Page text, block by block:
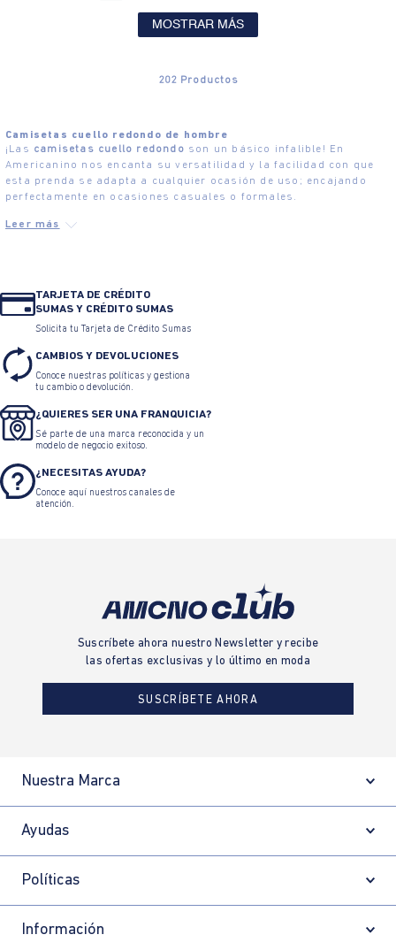
MOSTRAR MÁS
202 Productos
Camisetas cuello redondo de hombre
¡Las camisetas cuello redondo son un básico infalible! En
Americanino nos encanta su versatilidad y la facilidad con que
esta prenda se adapta a cualquier ocasión de uso; encajando
perfectamente en ocasiones casuales o formales.
TARJETA DE CRÉDITO
SUMAS Y CRÉDITO SUMAS
Solicita tu Tarjeta de Crédito Sumas
CAMBIOS Y DEVOLUCIONES
Conoce nuestras políticas y gestiona
tu cambio o devolución.
¿QUIERES SER UNA FRANQUICIA?
Sé parte de una marca reconocida y un
modelo de negocio exitoso.
¿NECESITAS AYUDA?
Conoce aquí nuestros canales de
atención.
Suscríbete ahora nuestro Newsletter y recibe
las ofertas exclusivas y lo último en moda
SUSCRÍBETE AHORA
Nuestra Marca
Ayudas
Políticas
Información